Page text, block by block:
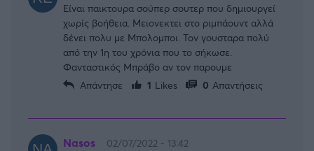
Είναι παικτουρα σούπερ σουτερ που δημιουργεί
χωρίς βοήθεια. Μειονεκτει στο ριμπάουντ αλλά
δένει πολυ με Μπολομποι. Τον γουσταρα πολύ
από την 1η του χρόνια που το σήκωσε.
Φανταστικός Μπράβο αν τον παρουμε
Απάντησε
1 Likes 0 Απαντήσεις
Nasos
02/07/2022 - 13:42